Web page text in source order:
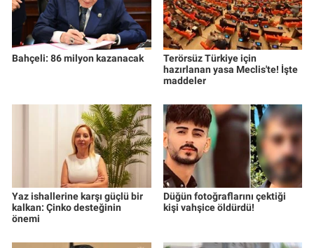
Bahçeli: 86 milyon kazanacak
Terörsüz Türkiye için
hazırlanan yasa Meclis'te! İşte
maddeler
Yaz ishallerine karşı güçlü bir
kalkan: Çinko desteğinin
önemi
Düğün fotoğraflarını çektiği
kişi vahşice öldürdü!